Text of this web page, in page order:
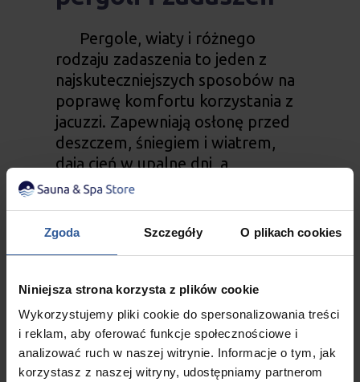
Zgoda Szczegóły O plikach cookies
Niniejsza strona korzysta z plików cookie
Wykorzystujemy pliki cookie do spersonalizowania treści
i reklam, aby oferować funkcje społecznościowe i
analizować ruch w naszej witrynie. Informacje o tym, jak
korzystasz z naszej witryny, udostępniamy partnerom
Pergole, wiaty i różnego
rodzaju zadaszenia to jeden z
najskuteczniejszych sposobów na
poprawę komfortu korzystania z
jacuzzi. Zapewniają osłonę przed
deszczem, śniegiem i wiatrem,
dają cień w upalne dni, a
jednocześnie dodają aranżacji
z drewna, kompozytu lub
strefy wypoczynkowej, dzięki
czemu cała przestrzeń staje się
funkcjonalnym „pokojem” na
zewnątrz. Wybierając pergolę,
warto zwrócić uwagę na jej